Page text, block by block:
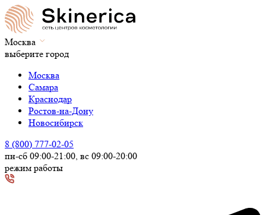
Москва
выберите город
Москва
Самара
Краснодар
Ростов-на-Дону
Новосибирск
8 (800) 777-02-05
пн-сб 09:00-21:00, вс 09:00-20:00
режим работы